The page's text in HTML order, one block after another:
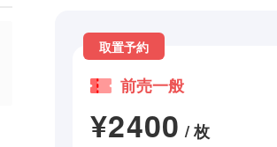
取置予約
前売一般
¥2400 / 枚